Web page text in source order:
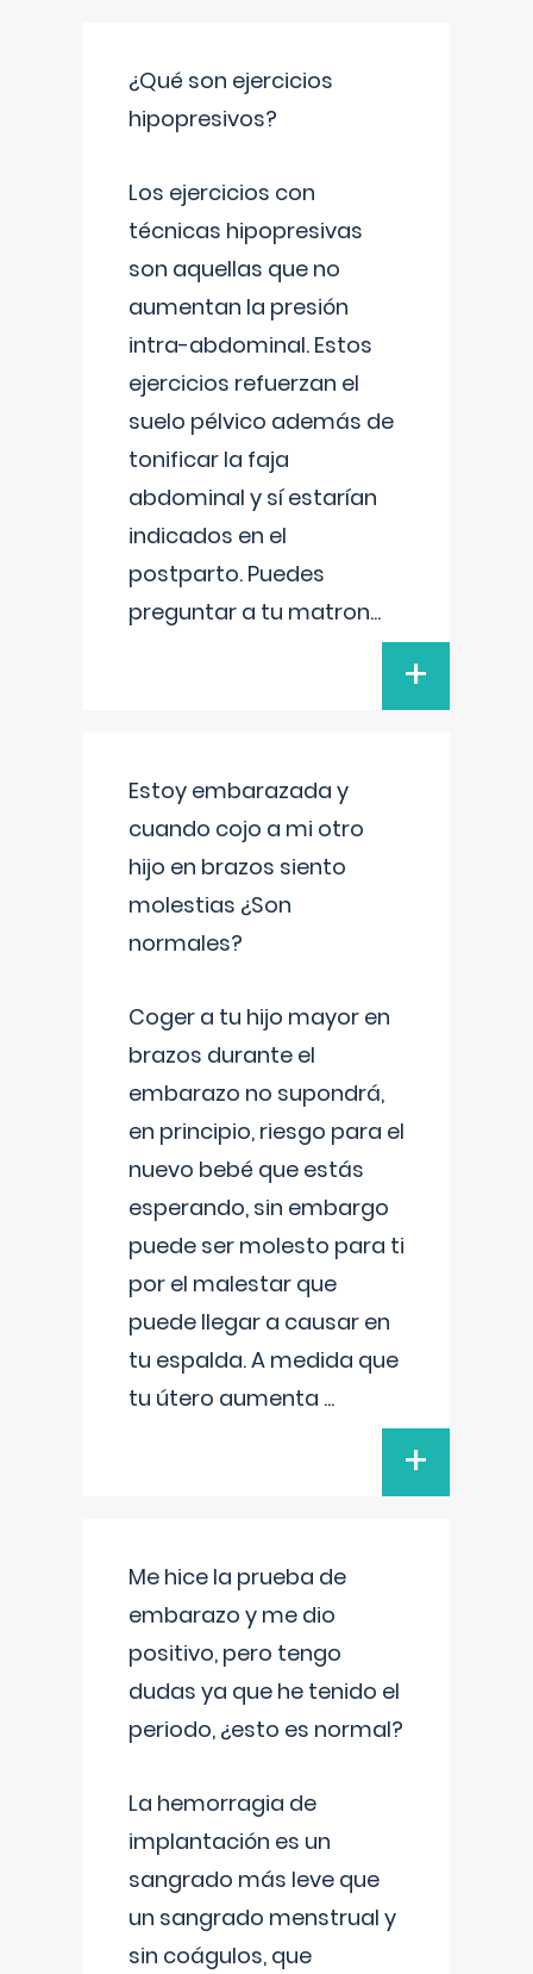
¿Qué son ejercicios
hipopresivos?
Los ejercicios con
técnicas hipopresivas
son aquellas que no
aumentan la presión
intra-abdominal. Estos
ejercicios refuerzan el
suelo pélvico además de
tonificar la faja
abdominal y sí estarían
indicados en el
postparto. Puedes
preguntar a tu matron...
+
Estoy embarazada y
cuando cojo a mi otro
hijo en brazos siento
molestias ¿Son
normales?
Coger a tu hijo mayor en
brazos durante el
embarazo no supondrá,
en principio, riesgo para el
nuevo bebé que estás
esperando, sin embargo
puede ser molesto para ti
por el malestar que
puede llegar a causar en
tu espalda. A medida que
tu útero aumenta ...
+
Me hice la prueba de
embarazo y me dio
positivo, pero tengo
dudas ya que he tenido el
periodo, ¿esto es normal?
La hemorragia de
implantación es un
sangrado más leve que
un sangrado menstrual y
sin coágulos, que